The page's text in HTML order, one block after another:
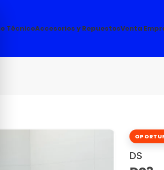
TécnicoAccesorios y RepuestosVenta
DS